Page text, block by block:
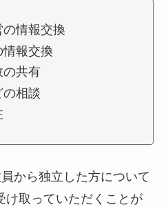
情報交換
報交換
の共有
相談
から独立した方について
け取っていただくことが